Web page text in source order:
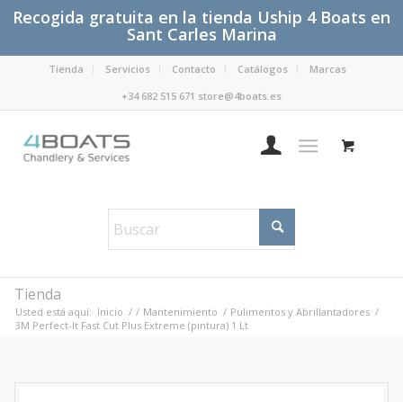
Recogida gratuita en la tienda Uship 4 Boats en
Sant Carles Marina
Tienda Servicios Contacto Catálogos
Marcas
+34 682 515 671 store@4boats.es
Tienda
Usted está aquí: Inicio / / Mantenimiento / Pulimentos y Abrillantadores /
3M Perfect-It Fast Cut Plus Extreme (pintura) 1 Lt